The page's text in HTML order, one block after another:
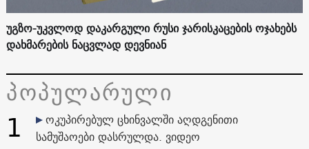
უგზო-უკვლოდ დაკარგული რუსი ჯარისკაცების ოჯახებს
დახმარების ნაცვლად დევნიან
პოპულარული
1
ოკუპირებულ ცხინვალში აღდგენითი
სამუშაოები დასრულდა. ვიდეო